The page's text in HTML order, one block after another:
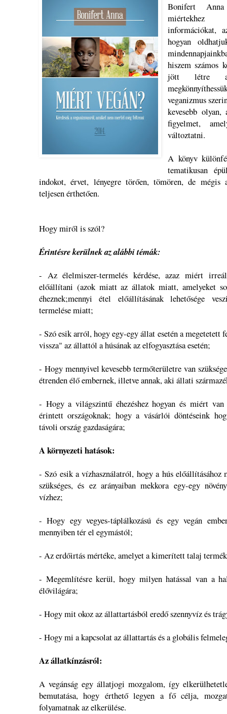
Bonifert
miértekhez
információkat,
hogyan
hiszem számos
jött létre
veganizmus
kevesebb
figyelmet,
változtatni.
A könyv
tematikusan
indokot, érvet, lényegre törően, tömören, de mégis
teljesen érthetően.
Hogy miről is szól?
Érintésre kerülnek az alábbi témák:
- Az élelmiszer-termelés kérdése, azaz miért
előállítani (azok miatt az állatok miatt, amelyeket
éheznek;mennyi étel előállításának lehetősége
termelése miatt;
- Szó esik arról, hogy egy-egy állat esetén a megetetett
vissza" az állattól a húsának az elfogyasztása esetén;
- Hogy mennyivel kevesebb termőterületre van
étrenden élő embernek, illetve annak, aki állati
- Hogy a világszintű éhezéshez hogyan és miért
érintett országoknak; hogy a vásárlói döntéseink
távoli ország gazdaságára;
A környezeti hatások:
- Szó esik a vízhasználatról, hogy a hús előállításához
szükséges, és ez arányaiban mekkora egy-egy
vízhez;
- Hogy egy vegyes-táplálkozású és egy vegán
mennyiben tér el egymástól;
- Az erdőirtás mértéke, amelyet a kimerített talaj
- Megemlítésre kerül, hogy milyen hatással van a
élővilágára;
- Hogy mit okoz az állattartásból eredő szennyvíz és
- Hogy mi a kapcsolat az állattartás és a globális
Az állatkínzásról:
A vegánság egy állatjogi mozgalom, így
bemutatása, hogy érthető legyen a fő célja,
folyamatnak az elkerülése.